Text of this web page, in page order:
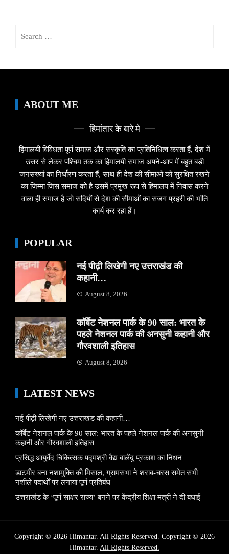
ABOUT ME
हिमांतार के बारे मे
हिमालयी विविधता पूर्ण समाज और संस्कृति का प्रतिनिधित्व करता हैं, देश में
उत्तर से लेकर पश्चिम तक का हिमालयी समाज अपने-आप में बहुत बड़ी
जनसख्यां का निर्धारण करता हैं, साथ ही देश की सीमाओं को सुरक्षित रखने
का जिम्मा जिस समाज को है उसमें प्रमुख रूप से हिमालय में निवास करने
वाला ही समाज है जो सदियों से देश की सीमाओं का सजग प्रहरी की भांति
कार्य कर रहा हैं।
POPULAR
नई पीढ़ी लिखेगी नए उत्तराखंड की
कहानी…
August 8, 2026
कॉर्बेट नेशनल पार्क के 90 साल: भारत के
पहले नेशनल पार्क की अनसुनी कहानी और
गौरवशाली इतिहास
August 8, 2026
LATEST NEWS
नई पीढ़ी लिखेगी नए उत्तराखंड की कहानी…
कॉर्बेट नेशनल पार्क के 90 साल: भारत के पहले नेशनल पार्क की अनसुनी
कहानी और गौरवशाली इतिहास
प्रसिद्ध आयुर्वेद चिकित्सक पद्मश्री वैद्य बालेंदु प्रकाश का निधन
डाटमीर बना नशामुक्ति की मिसाल, ग्रामसभा ने शराब-चरस समेत सभी
नशीले पदार्थों पर लगाया पूर्ण प्रतिबंध
उत्तराखंड के ‘पूर्ण साक्षर राज्य’ बनने पर केंद्रीय शिक्षा मंत्री ने दी बधाई
Copyright © 2026 Himantar. All Rights Reserved. Copyright © 2026
Himantar. All Rights Reserved.